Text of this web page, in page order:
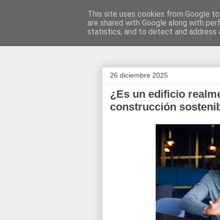
26 diciembre 2025
¿Es un edificio
construcción
This site uses cookies from Google
are shared with Google along with
statistics, and to detect and address